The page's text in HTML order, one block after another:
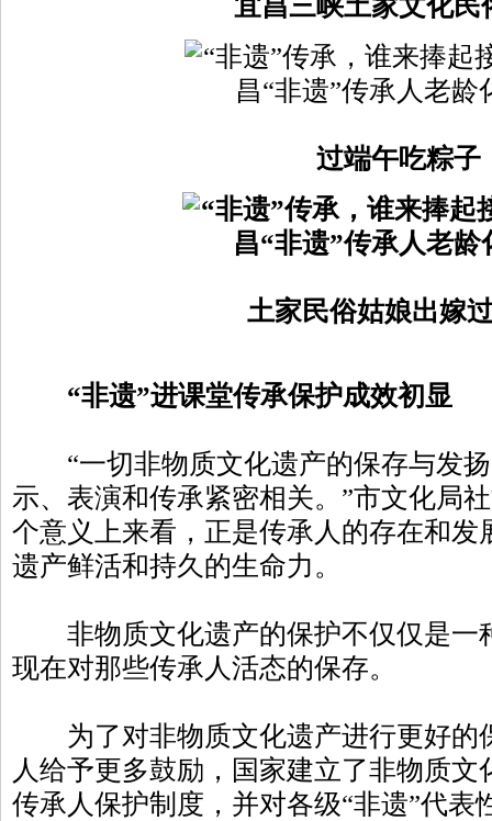
宜昌三峡土家文化民
过端午吃粽子
土家民俗姑娘出嫁
“非遗”进课堂传承保护成效初显
“一切非物质文化遗产的保存与发扬
示、表演和传承紧密相关。”市文化局
个意义上来看，正是传承人的存在和发
遗产鲜活和持久的生命力。
非物质文化遗产的保护不仅仅是一
现在对那些传承人活态的保存。
为了对非物质文化遗产进行更好的
人给予更多鼓励，国家建立了非物质
传承人保护制度，并对各级“非遗”代表